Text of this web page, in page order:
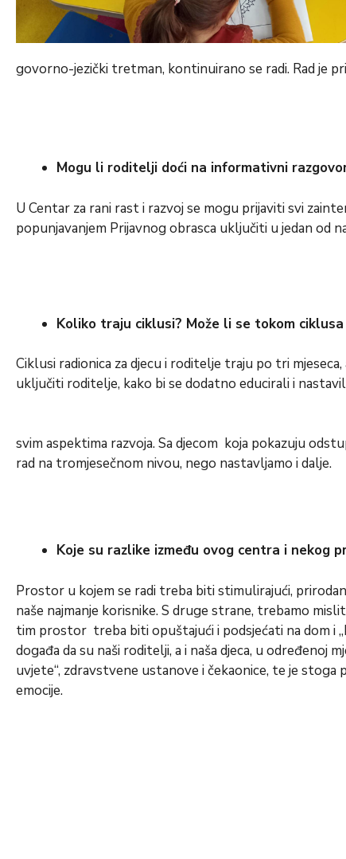
govorno-jezički tretman, kontinuirano se radi. Rad je
Mogu li roditelji doći na informativni
U Centar za rani rast i razvoj se mogu prijaviti svi
popunjavanjem Prijavnog obrasca uključiti u jedan od
Koliko traju ciklusi? Može li se tokom
Ciklusi radionica za djecu i roditelje traju po tri
uključiti roditelje, kako bi se dodatno educirali i
svim aspektima razvoja. Sa djecom koja pokazuju
rad na tromjesečnom nivou, nego nastavljamo i dalje.
Koje su razlike između ovog centra i nekog
Prostor u kojem se radi treba biti stimulirajući,
naše najmanje korisnike. S druge strane, trebamo
tim prostor treba biti opuštajući i podsjećati na dom i
događa da su naši roditelji, a i naša djeca, u određenoj
uvjete“, zdravstvene ustanove i čekaonice, te je
emocije.